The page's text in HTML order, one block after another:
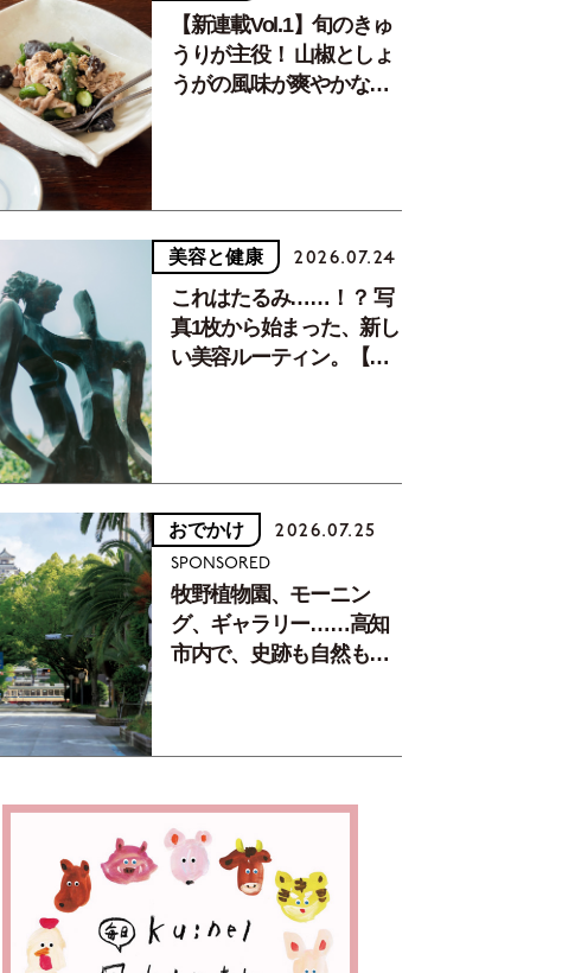
【新連載Vol.1】旬のきゅ
うりが主役！ 山椒としょ
うがの風味が爽やかな、
美容と健康 2026.07.24
これはたるみ……！？ 写
真1枚から始まった、新し
い美容ルーティン。【中
おでかけ 2026.07.25
SPONSORED
牧野植物園、モーニン
グ、ギャラリー……高知
市内で、史跡も自然もグ